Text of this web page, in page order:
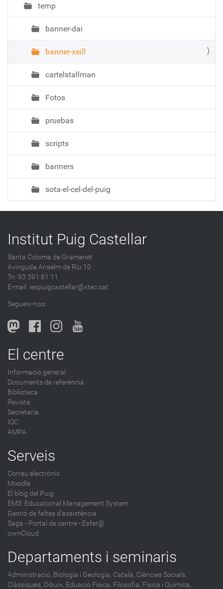
temp
banner-dai
banner-xeill
cartelstallman
Fotos
pruebas
scripts
banners
sota-el-cel-del-puig
Institut Puig Castellar
Santa Coloma de Gramenet
Avinguda Anselm de Riu 10
Tn: 93 391 61 11
E-mail: iespuigcastellar@xtec.cat
Segueix-nos:
El centre
Informació general
Documents de referència
Biblioteca
Revista
Secretaria
IOC
AMPA
Serveis
Correu electrònic
Moodle
El blog del Puig
EMS: Educational Management System
Gestió de faltes d'assistència
Saga - Portal de centre - Esfer@
ownCloud
Departaments i seminaris
Administració, Biologia i Geologia, Català, Ciències Socials,
Clàssiques, Dibuix, Eduació Física, Filosofia, Física i Química,